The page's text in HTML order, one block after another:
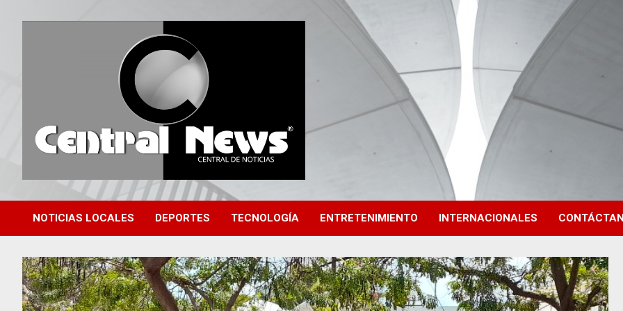
Central News HN
Central de Noticias
NOTICIAS LOCALES DEPORTES TECNOLOGÍA ENTRETENIMIENTO INTERNACIONALES